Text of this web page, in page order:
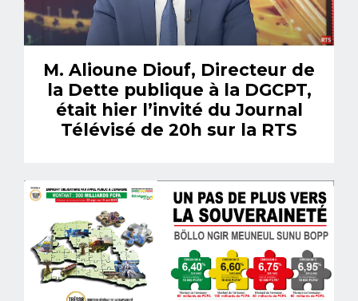
M. Alioune Diouf, Directeur de
la Dette publique à la DGCPT,
était hier l’invité du Journal
Télévisé de 20h sur la RTS